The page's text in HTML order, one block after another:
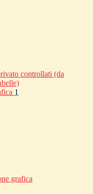
controllati (da
1
grafica